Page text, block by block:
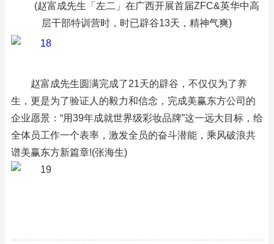
(赵富成先生「左二」在广西开展首届ZFC&英华中高
层干部特训营时，时已辟谷13天，精神气爽)
赵富成先生圆满完成了21天的辟谷，不仅仅为了养
生，更是为了验证人的毅力和信念，完成美赢东方公司的
企业愿景：“用39年成就世界级彩妆品牌”这一远大目标，给
全体员工作一个表率，激发全员的奋斗潜能，乘风破浪共
谱美赢东方新篇章!(张海生)